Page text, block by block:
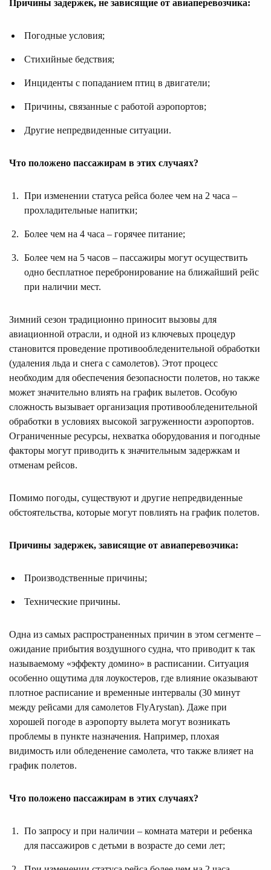
Причины задержек, не зависящие от авиаперевозчика:
Погодные условия;
Стихийные бедствия;
Инциденты с попаданием птиц в двигатели;
Причины, связанные с работой аэропортов;
Другие непредвиденные ситуации.
Что положено пассажирам в этих случаях?
При изменении статуса рейса более чем на 2 часа –
прохладительные напитки;
Более чем на 4 часа – горячее питание;
Более чем на 5 часов – пассажиры могут осуществить
одно бесплатное перебронирование на ближайший рейс
при наличии мест.
Зимний сезон традиционно приносит вызовы для
авиационной отрасли, и одной из ключевых процедур
становится проведение противообледенительной обработки
(удаления льда и снега с самолетов). Этот процесс
необходим для обеспечения безопасности полетов, но также
может значительно влиять на график вылетов. Особую
сложность вызывает организация противообледенительной
обработки в условиях высокой загруженности аэропортов.
Ограниченные ресурсы, нехватка оборудования и погодные
факторы могут приводить к значительным задержкам и
отменам рейсов.
Помимо погоды, существуют и другие непредвиденные
обстоятельства, которые могут повлиять на график полетов.
Причины задержек, зависящие от авиаперевозчика:
Производственные причины;
Технические причины.
Одна из самых распространенных причин в этом сегменте –
ожидание прибытия воздушного судна, что приводит к так
называемому «эффекту домино» в расписании. Ситуация
особенно ощутима для лоукостеров, где влияние оказывают
плотное расписание и временные интервалы (30 минут
между рейсами для самолетов FlyArystan). Даже при
хорошей погоде в аэропорту вылета могут возникать
проблемы в пункте назначения. Например, плохая
видимость или обледенение самолета, что также влияет на
график полетов.
Что положено пассажирам в этих случаях?
По запросу и при наличии – комната матери и ребенка
для пассажиров с детьми в возрасте до семи лет;